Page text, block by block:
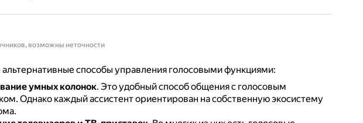
возможны неточности
способы управления голосовыми функциями:
умных колонок. Это удобный способ общения с голосовым
Однако каждый ассистент ориентирован на собственную экосистему